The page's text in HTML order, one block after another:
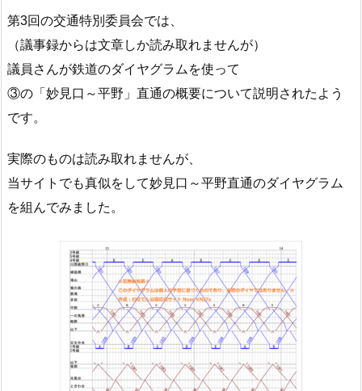
第3回の交通特別委員会では、
（議事録からは文章しか読み取れませんが）
議員さんが鉄道のダイヤグラムを使って
③の「妙見口～平野」直通の概要について説明されたよう
です。
実際のものは読み取れませんが、
当サイトでも真似をして妙見口～平野直通のダイヤグラム
を組んでみました。